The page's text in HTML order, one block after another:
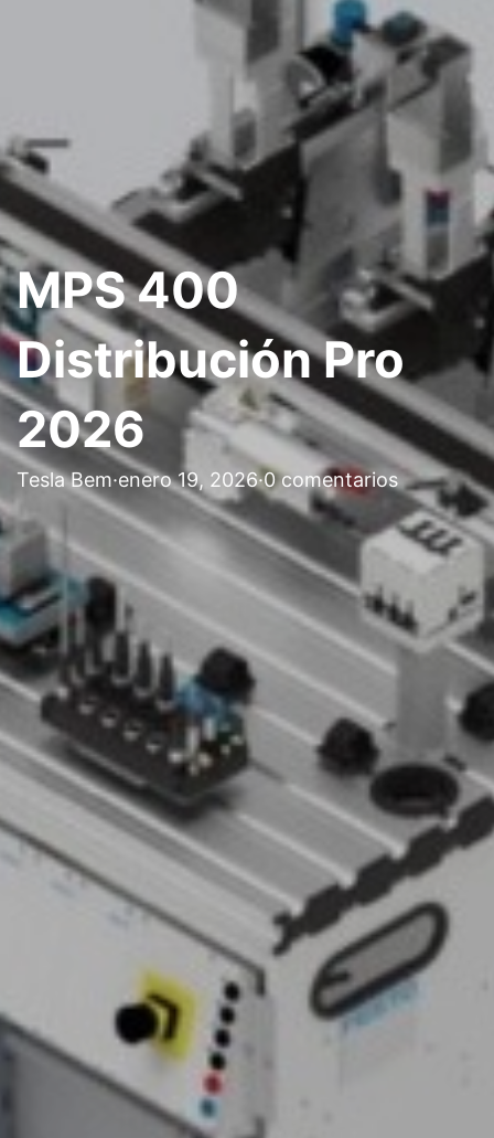
MPS 400
Distribución Pro
2026
Tesla Bem·enero 19, 2026·0 comentarios